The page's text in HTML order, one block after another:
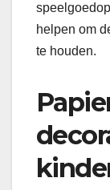
helpen om
te houden.